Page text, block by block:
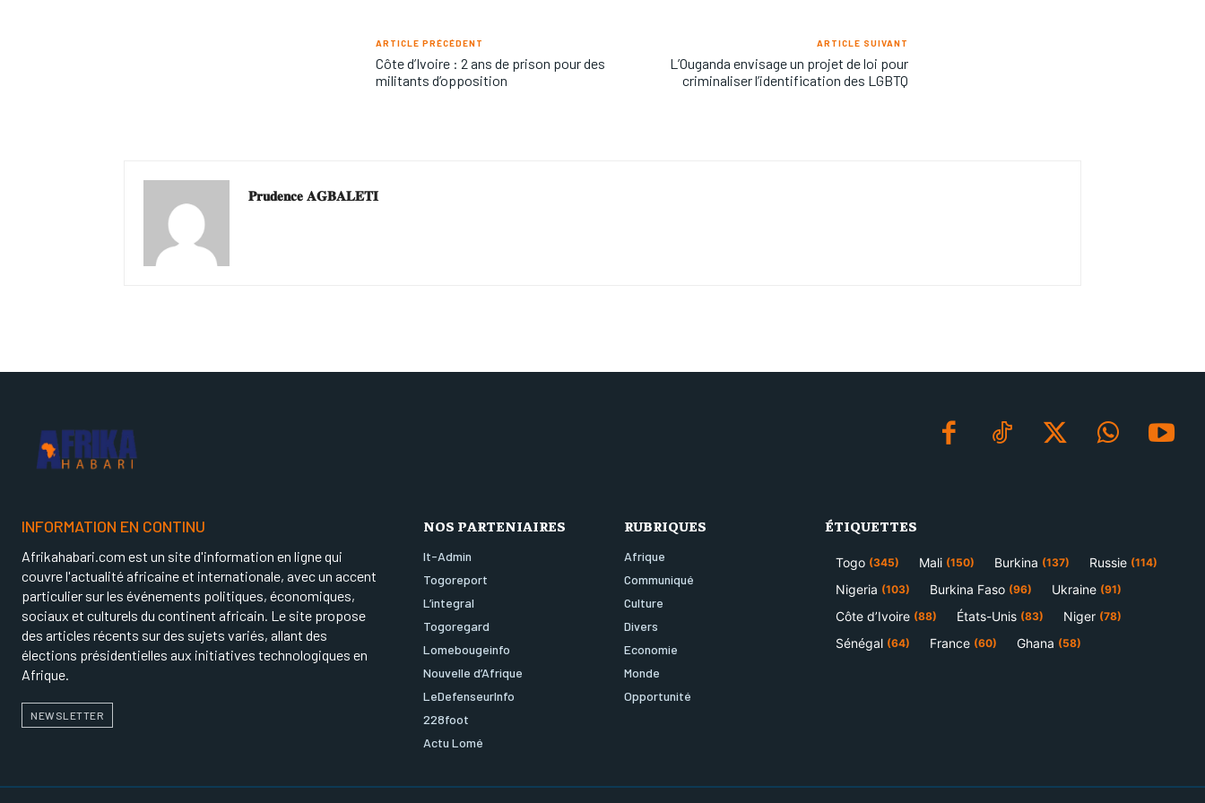
ARTICLE PRÉCÉDENT
Côte d’Ivoire : 2 ans de prison pour des
militants d’opposition
ARTICLE SUIVANT
L’Ouganda envisage un projet de loi pour
criminaliser l’identification des LGBTQ
𝐏𝐫𝐮𝐝𝐞𝐧𝐜𝐞 𝐀𝐆𝐁𝐀𝐋𝐄𝐓𝐈
INFORMATION EN CONTINU
Afrikahabari.com est un site d'information en ligne qui
couvre l'actualité africaine et internationale, avec un accent
particulier sur les événements politiques, économiques,
sociaux et culturels du continent africain. Le site propose
des articles récents sur des sujets variés, allant des
élections présidentielles aux initiatives technologiques en
Afrique.
NEWSLETTER
NOS PARTENIAIRES
It-Admin
Togoreport
L’integral
Togoregard
Lomebougeinfo
Nouvelle d’Afrique
LeDefenseurInfo
228foot
Actu Lomé
RUBRIQUES
Afrique
Communiqué
Culture
Divers
Economie
Monde
Opportunité
ÉTIQUETTES
Togo (345) Mali (150) Burkina (137) Russie (114)
Nigeria (103) Burkina Faso (96) Ukraine (91)
Côte d’Ivoire (88) États-Unis (83) Niger (78)
Sénégal (64) France (60) Ghana (58)